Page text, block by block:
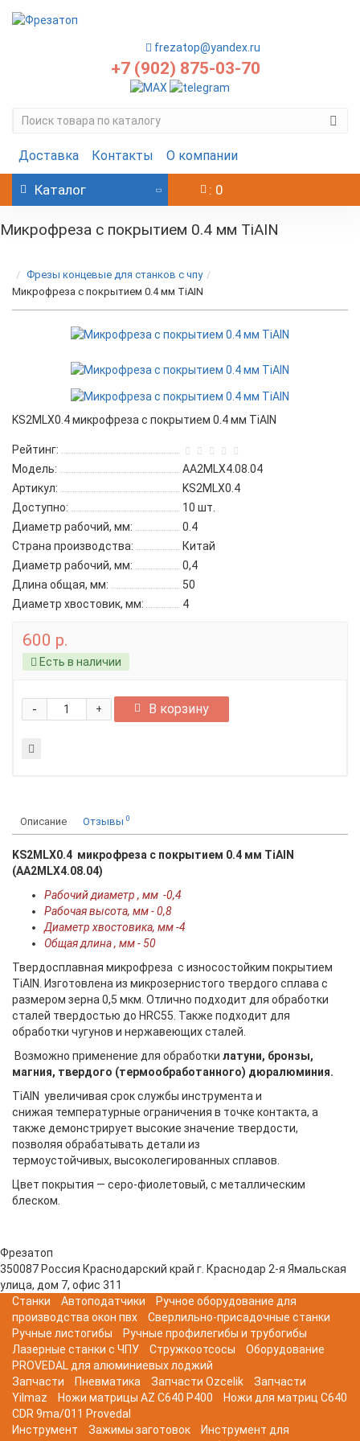
frezatop@yandex.ru
+7 (902) 875-03-70
Доставка Контакты О компании
Каталог : 0
Микрофреза с покрытием 0.4 мм TiAIN
Фрезы концевые для станков с чпу
Микрофреза с покрытием 0.4 мм TiAIN
KS2MLX0.4 микрофреза с покрытием 0.4 мм TiAIN
Рейтинг:
Модель:
AA2MLX4.08.04
Артикул:
KS2MLX0.4
Доступно:
10 шт.
Диаметр рабочий, мм:
0.4
Страна производства:
Китай
Диаметр рабочий, мм:
0,4
Длина общая, мм:
50
Диаметр хвостовик, мм:
4
600 р.
Есть в наличии
+
- В корзину
Описание Отзывы 0
KS2MLX0.4 микрофреза с покрытием 0.4 мм TiAIN
(AA2MLX4.08.04)
Рабочий диаметр , мм -0,4
Рабочая высота, мм - 0,8
Диаметр хвостовика, мм -4
Общая длина , мм - 50
Твердосплавная микрофреза с износостойким покрытием
TiAlN. Изготовлена из микрозернистого твердого сплава c
размером зерна 0,5 мкм. Отлично подходит для обработки
сталей твердостью до HRC55. Также подходит для
обработки чугунов и нержавеющих сталей.
Возможно применение для обработки латуни, бронзы,
магния, твердого (термообработанного) дюралюминия.
TiAIN увеличивая срок службы инструмента и
снижая температурные ограничения в точке контакта, а
также демонстрирует высокие значение твердости,
позволяя обрабатывать детали из
термоустойчивых, высоколегированных сплавов.
Цвет покрытия — серо-фиолетовый, с металлическим
блеском.
Фрезатоп
350087 Россия Краснодарский край г. Краснодар 2-я Ямальская
улица, дом 7, офис 311
Станки
Автоподатчики
Ручное оборудование для
производства окон пвх
Сверлильно-присадочные станки
Ручные листогибы
Ручные профилегибы и трубогибы
Лазерные станки с ЧПУ
Стружкоотсосы
Оборудование
PROVEDAL для алюминиевых лоджий
Запчасти
Пневматика Запчасти Ozcelik
Запчасти
Yilmaz
Ножи матрицы AZ C640 P400
Ножи для матриц C640
CDR 9ma/011 Provedal
Инструмент
Зажимы заготовок
Инструмент для